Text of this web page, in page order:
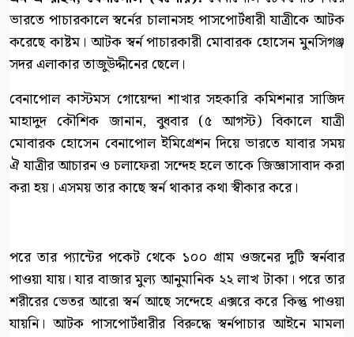
ভারতে পাচারকালে স্বর্নের চালানসহ পাসপোর্টধারী যাত্রীকে আটক
করেছে কাষ্টম। আটক স্বর্ন পাচারকারী মোবারক হোসেন মুনসিগঞ্জ
সদর এলাকার তাজুউদ্দীনের ছেলে।
বেনাপোল কাস্টমস গোয়েন্দা শাখার সহকারি কমিশনার সাজিদ
মাহাদুদ কৌশিক জানান, বুধবার (৫ আগস্ট) বিকালে যাত্রী
মোবারক হোসেন বেনাপোল ইমিগ্রেশন দিয়ে ভারতে যাবার সময়
ঐ যাত্রীর আচারন ও চলাফেরা সন্দেহ হলে তাকে জিজ্ঞাসাবাদ করা
করা হয়। এসময় তার কাছে স্বর্ন থাকার কথা স্বীকার করে।
পরে তার প্যান্টের পকেট থেকে ১০০ গ্রাম ওজনের দুটি স্বর্নবার
পাওয়া যায়। যার বাজার মুল্য আনুমানিক ২২ লাখ টাকা। পরে তার
শরীরের ভেতর আরো স্বর্ন আছে সন্দেহে এক্সরে করে কিন্তু পাওয়া
যায়নি। আটক পাসপোর্টধারীর বিরুদ্ধে স্বর্নপাচার আইনে মামলা